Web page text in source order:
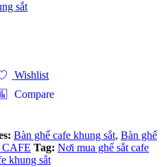
sắt
Wishlist
Compare
Bàn ghế cafe khung sắt, Bàn ghế
Tag: Nơi mua ghế sắt cafe
khung sắt